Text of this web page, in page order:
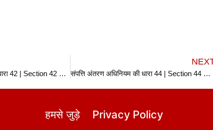
संपत्ति अंतरण अधिनियम की धारा 42 | Section 42 TPA in hindi संपत्ति अंतरण अधिनियम की धारा 44 | Section 44 TPA in hindi
हमसे जुड़े Privacy Policy